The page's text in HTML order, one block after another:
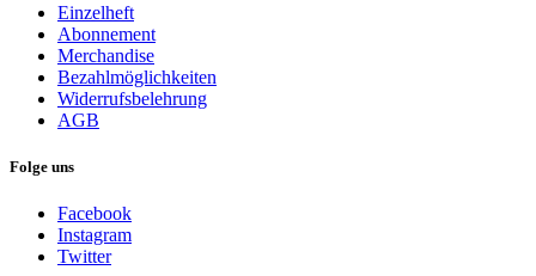
Einzelheft
Abonnement
Merchandise
Bezahlmöglichkeiten
Widerrufsbelehrung
AGB
Folge uns
Facebook
Instagram
Twitter